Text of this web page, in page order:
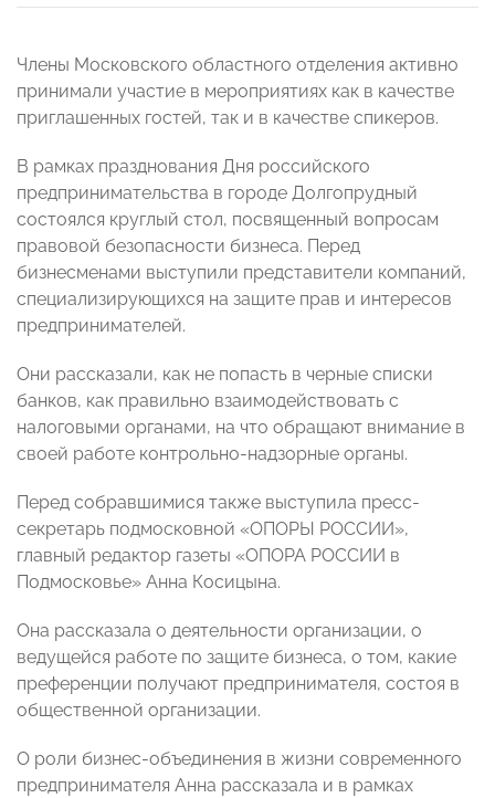
Члены Московского областного отделения активно
принимали участие в мероприятиях как в качестве
приглашенных гостей, так и в качестве спикеров.
В рамках празднования Дня российского
предпринимательства в городе Долгопрудный
состоялся круглый стол, посвященный вопросам
правовой безопасности бизнеса. Перед
бизнесменами выступили представители компаний,
специализирующихся на защите прав и интересов
предпринимателей.
Они рассказали, как не попасть в черные списки
банков, как правильно взаимодействовать с
налоговыми органами, на что обращают внимание в
своей работе контрольно-надзорные органы.
Перед собравшимися также выступила пресс-
секретарь подмосковной «ОПОРЫ РОССИИ»,
главный редактор газеты «ОПОРА РОССИИ в
Подмосковье» Анна Косицына.
Она рассказала о деятельности организации, о
ведущейся работе по защите бизнеса, о том, какие
преференции получают предпринимателя, состоя в
общественной организации.
О роли бизнес-объединения в жизни современного
предпринимателя Анна рассказала и в рамках